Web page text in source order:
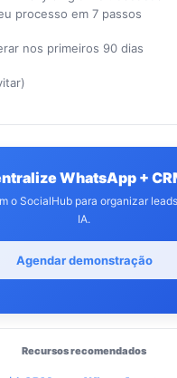
processo em 7 passos
nos primeiros 90 dias
WhatsApp +
o SocialHub para organizar
IA.
Agendar demonstração
Recursos recomendados